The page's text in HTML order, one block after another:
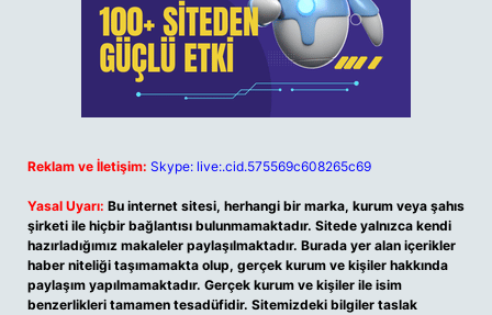
Reklam ve İletişim: Skype: live:.cid.575569c608265c69
Yasal Uyarı: Bu internet sitesi, herhangi bir marka, kurum veya şahıs
şirketi ile hiçbir bağlantısı bulunmamaktadır. Sitede yalnızca kendi
hazırladığımız makaleler paylaşılmaktadır. Burada yer alan içerikler
haber niteliği taşımamakta olup, gerçek kurum ve kişiler hakkında
paylaşım yapılmamaktadır. Gerçek kurum ve kişiler ile isim
benzerlikleri tamamen tesadüfidir. Sitemizdeki bilgiler taslak